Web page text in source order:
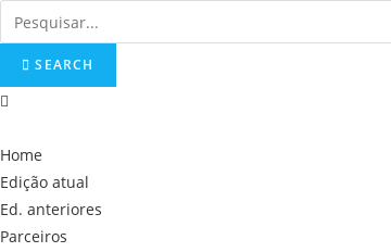
Skip
to
contentSEARCH
Home
Edição atual
Ed. anteriores
Parceiros